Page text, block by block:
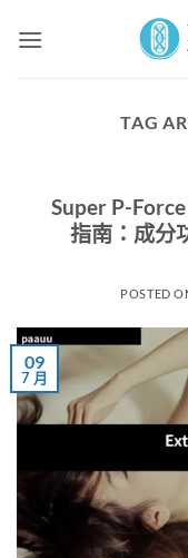
TAG
Super P-
指南：成分
POSTED
09
7 月